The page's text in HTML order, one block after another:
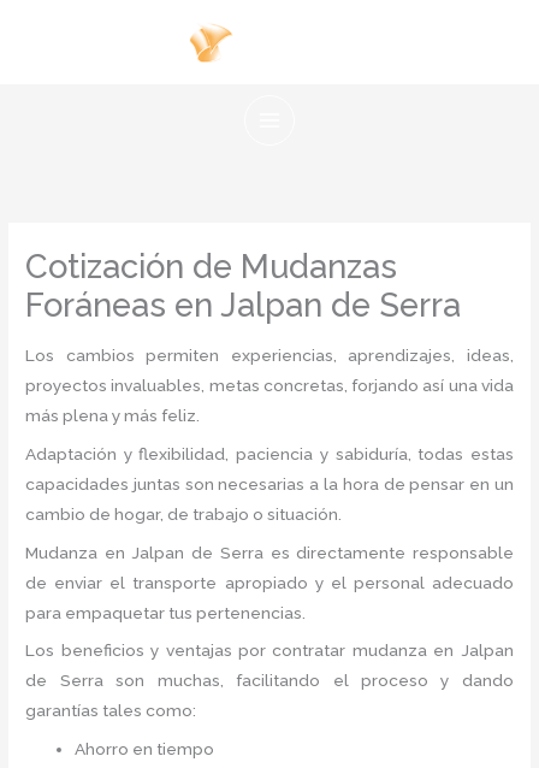
Cotización de Mudanzas
Foráneas en Jalpan de Serra
Los cambios permiten experiencias, aprendizajes, ideas,
proyectos invaluables, metas concretas, forjando así una vida
más plena y más feliz.
Adaptación y flexibilidad, paciencia y sabiduría, todas estas
capacidades juntas son necesarias a la hora de pensar en un
cambio de hogar, de trabajo o situación.
Mudanza en Jalpan de Serra es directamente responsable
de enviar el transporte apropiado y el personal adecuado
para empaquetar tus pertenencias.
Los beneficios y ventajas por contratar mudanza en Jalpan
de Serra
son muchas, facilitando el proceso y dando
garantías tales como:
Ahorro en tiempo